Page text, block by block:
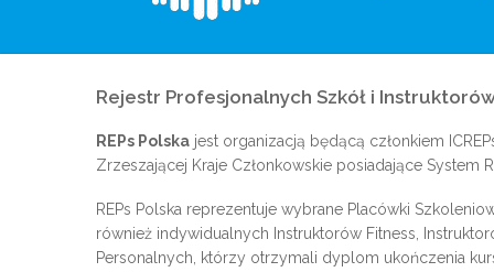
Rejestr Profesjonalnych Szkół i
REPs Polska jest organizacją będącą członkiem
Zrzeszającej Kraje Członkowskie posiadające System
REPs Polska reprezentuje wybrane Placówki
również indywidualnych Instruktorów Fitness,
Personalnych, którzy otrzymali dyplom ukończenia